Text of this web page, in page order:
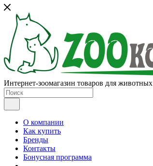
Интернет-зоомагазин товаров для животных
О компании
Как купить
Бренды
Контакты
Бонусная программа